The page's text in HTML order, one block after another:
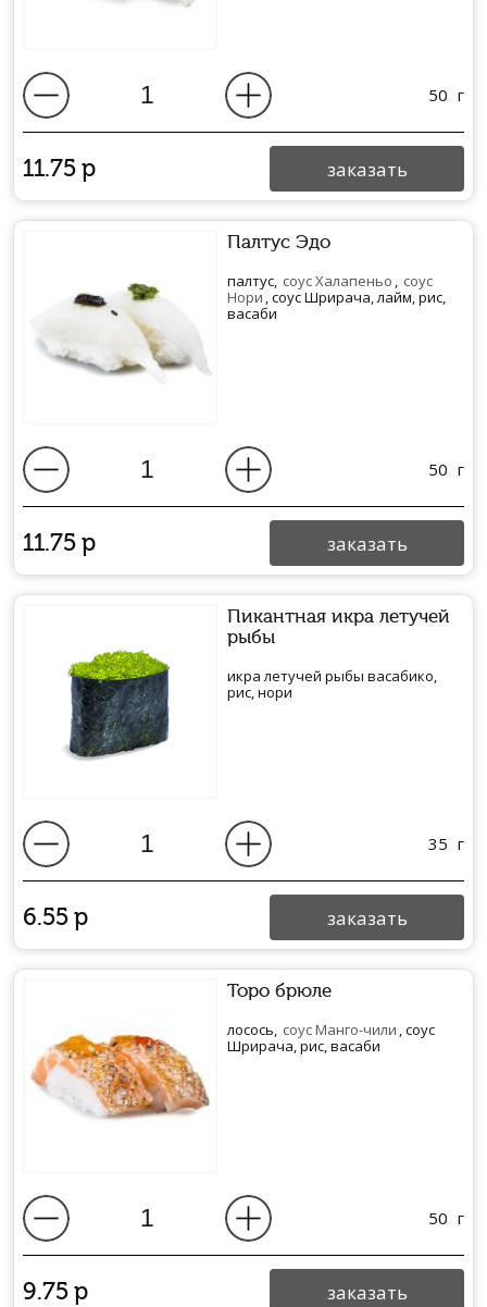
50 г
11.75р заказать
Палтус Эдо
палтус, соус Халапеньо , соус
Нори , соус Шрирача, лайм, рис,
васаби
50 г
11.75р заказать
Пикантная икра летучей
рыбы
икра летучей рыбы васабико,
рис, нори
35 г
6.55р заказать
Торо брюле
лосось, соус Манго-чили , соус
Шрирача, рис, васаби
50 г
9.75р заказать